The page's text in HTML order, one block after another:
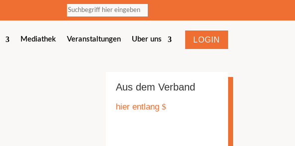
Mediathek Veranstaltungen Über uns LOGIN
Aus dem Verband
hier entlang